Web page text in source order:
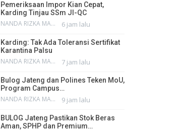
Pemeriksaan Impor Kian Cepat,
Karding Tinjau SSm JI-QC
NANDA RIZKA MAHENDRA 6 jam lalu
Karding: Tak Ada Toleransi Sertifikat
Karantina Palsu
NANDA RIZKA MAHENDRA 7 jam lalu
Bulog Jateng dan Polines Teken MoU,
Program Campus…
NANDA RIZKA MAHENDRA 9 jam lalu
BULOG Jateng Pastikan Stok Beras
Aman, SPHP dan Premium…